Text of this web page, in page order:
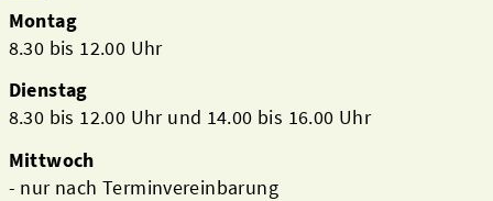
Montag
8.30 bis 12.00 Uhr
Dienstag
8.30 bis 12.00 Uhr und 14.00 bis 16.00 Uhr
Mittwoch
- nur nach Terminvereinbarung